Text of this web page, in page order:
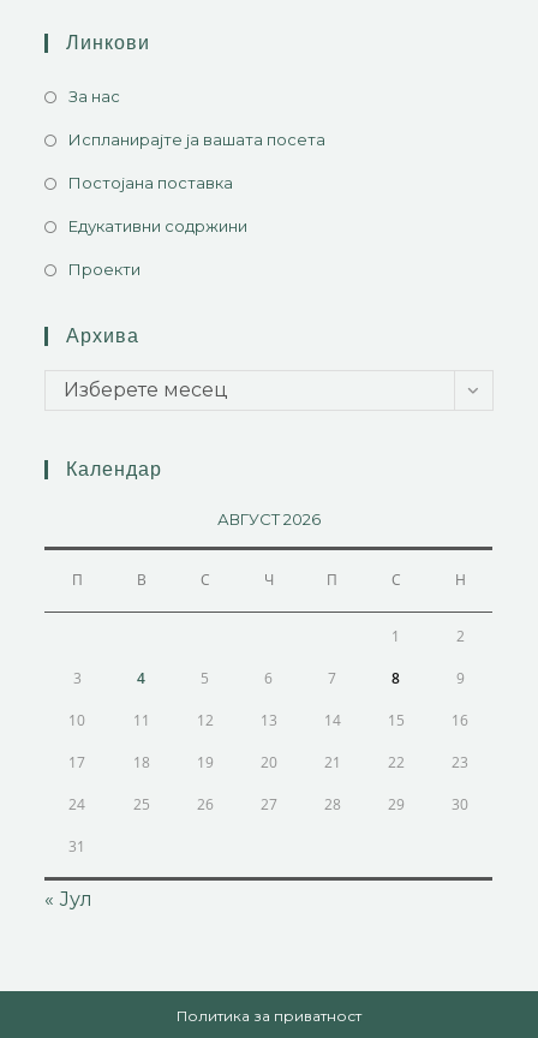
Линкови
За нас
Испланирајте ја вашата посета
Постојана поставка
Едукативни содржини
Проекти
Архива
Изберете месец
Календар
АВГУСТ 2026
П В С Ч П С Н
1 2
3 4 5 6 7 8 9
10 11 12 13 14 15 16
17 18 19 20 21 22 23
24 25 26 27 28 29 30
31
« Јул
Политика за приватност